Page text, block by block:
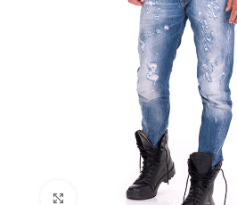
Click to enlarge